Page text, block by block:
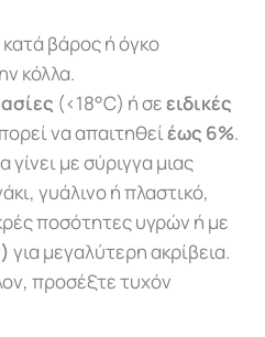
κατά βάρος ή όγκο
κόλλα.
(<18°C) ή σεειδικές
να απαιτηθείέως 6%.
με σύριγγα μιας
γυάλινο ή πλαστικό,
ποσότητες υγρών ή με
για μεγαλύτερη ακρίβεια.
προσέξτε τυχόν